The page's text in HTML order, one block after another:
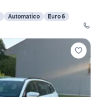
Automatico
Euro 6